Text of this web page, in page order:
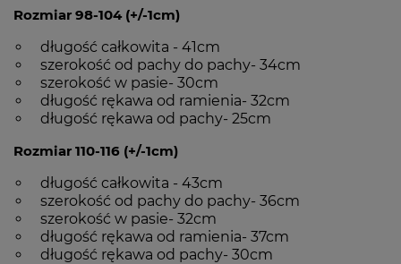
Rozmiar 98-104 (+/-1cm)
długość całkowita - 41cm
szerokość od pachy do pachy- 34cm
szerokość w pasie- 30cm
długość rękawa od ramienia- 32cm
długość rękawa od pachy- 25cm
Rozmiar 110-116 (+/-1cm)
długość całkowita - 43cm
szerokość od pachy do pachy- 36cm
szerokość w pasie- 32cm
długość rękawa od ramienia- 37cm
długość rękawa od pachy- 30cm